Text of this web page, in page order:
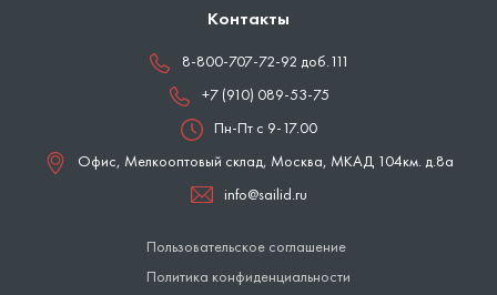
Контакты
8-800-707-72-92 доб.111
+7 (910) 089-53-75
Пн-Пт с 9-17.00
Офис, Мелкооптовый склад, Москва, МКАД 104км. д.8а
info@sailid.ru
Пользовательское соглашение
Политика конфиденциальности